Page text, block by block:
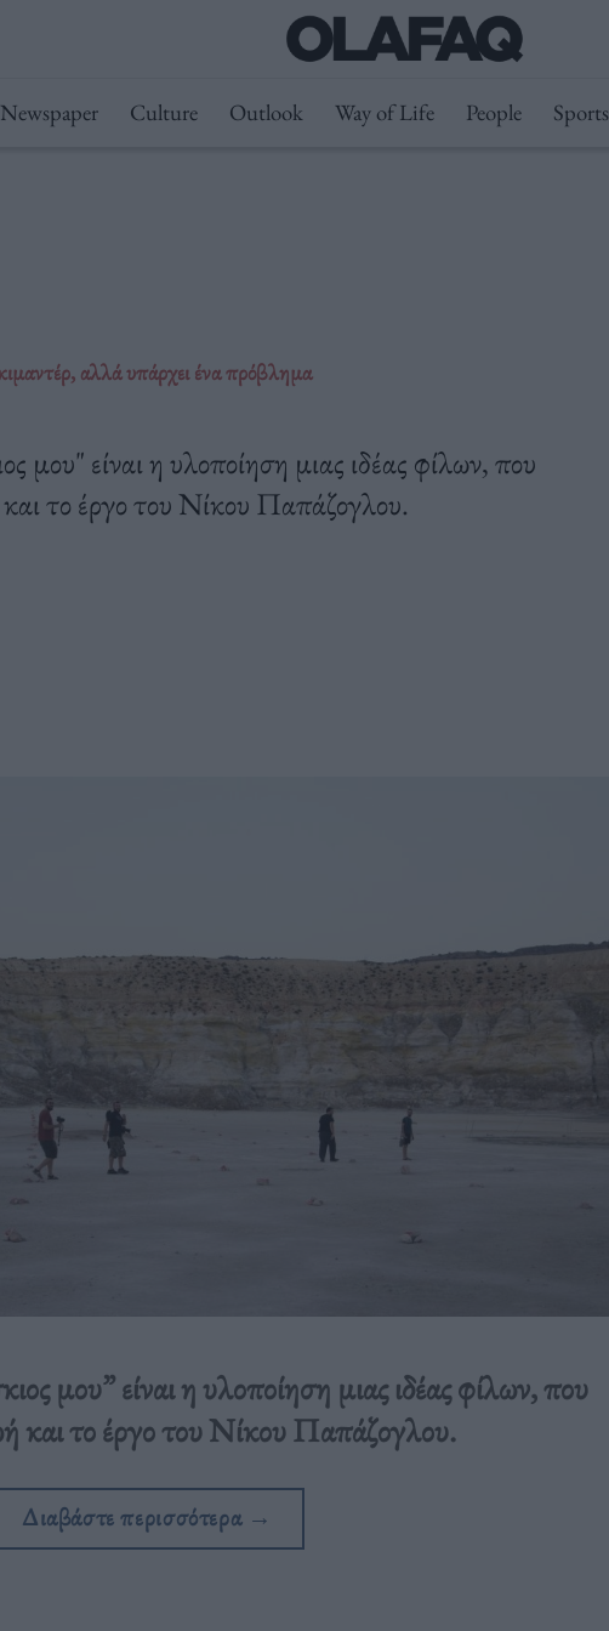
Newspaper Culture Outlook Way of Life People Sports
αλλά υπάρχει ένα πρόβλημα
μου" είναι η υλοποίηση μιας ιδέας φίλων, που
το έργο του Νίκου Παπάζογλου.
μου” είναι η υλοποίηση μιας ιδέας φίλων, που
και το έργο του Νίκου Παπάζογλου.
Διαβάστε περισσότερα →